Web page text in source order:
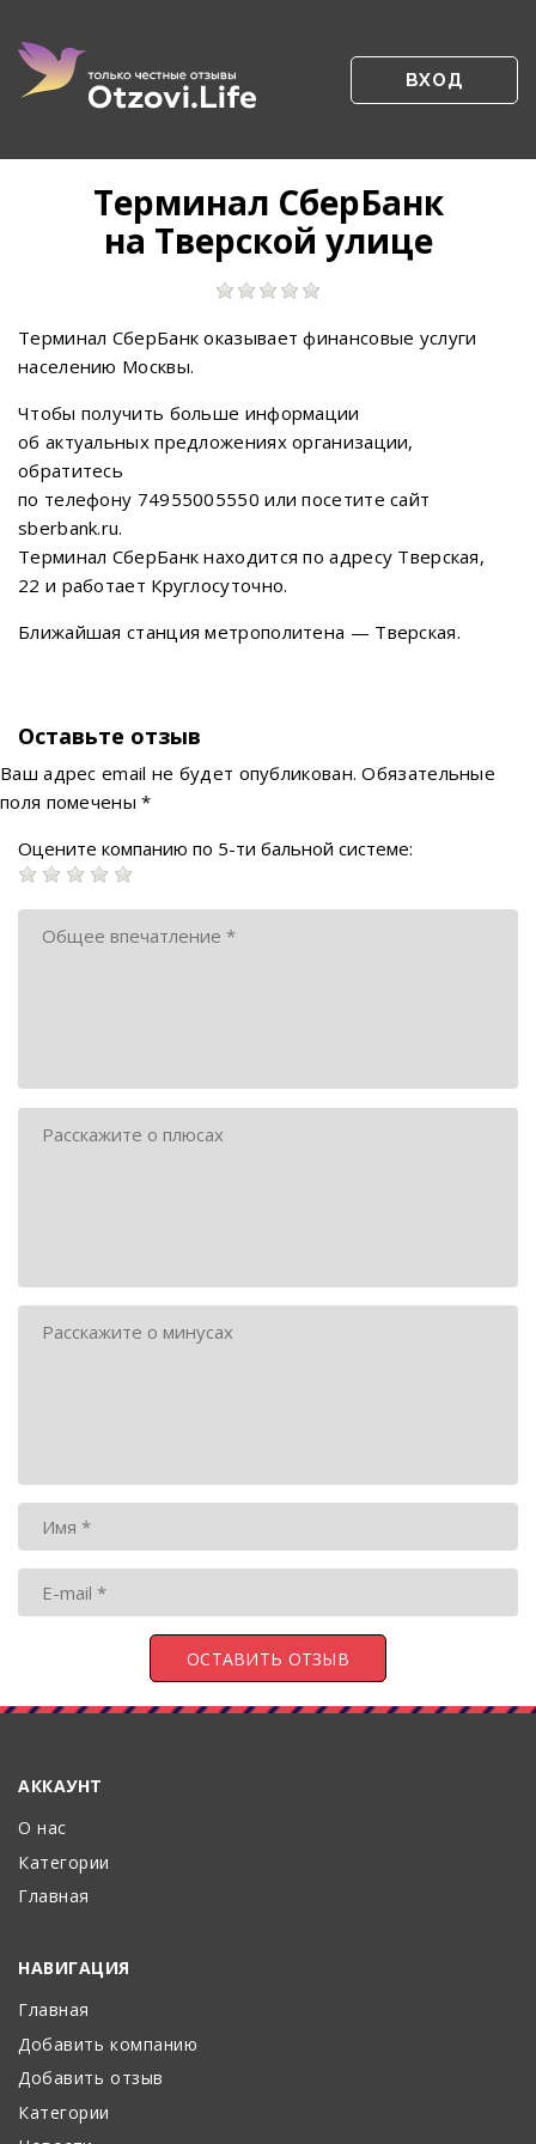
ВХОД
Терминал СберБанк
на Тверской улице
Терминал СберБанк оказывает финансовые услуги
населению Москвы.
Чтобы получить больше информации
об актуальных предложениях организации,
обратитесь
по телефону 74955005550 или посетите сайт
sberbank.ru.
Терминал СберБанк находится по адресу Тверская,
22 и работает Круглосуточно.
Ближайшая станция метрополитена — Тверская.
Оставьте отзыв
Ваш адрес email не будет опубликован. Обязательные
поля помечены*
Оцените компанию по 5-ти бальной системе:
АККАУНТ
О нас
Категории
Главная
НАВИГАЦИЯ
Главная
Добавить компанию
Добавить отзыв
Категории